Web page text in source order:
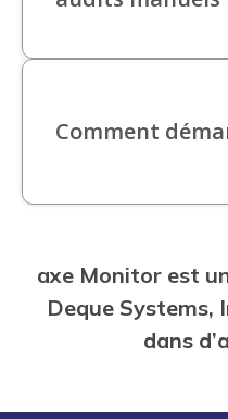
Comment
axe Monitor est
Deque Systems,
dans